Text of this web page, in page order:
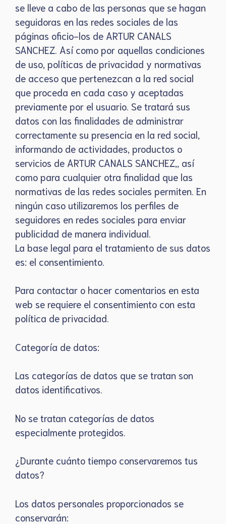
se lleve a cabo de las personas que se hagan
seguidoras en las redes sociales de las
páginas oficio-los de ARTUR CANALS
SANCHEZ. Así como por aquellas condiciones
de uso, políticas de privacidad y normativas
de acceso que pertenezcan a la red social
que proceda en cada caso y aceptadas
previamente por el usuario. Se tratará sus
datos con las finalidades de administrar
correctamente su presencia en la red social,
informando de actividades, productos o
servicios de ARTUR CANALS SANCHEZ,, así
como para cualquier otra finalidad que las
normativas de las redes sociales permiten. En
ningún caso utilizaremos los perfiles de
seguidores en redes sociales para enviar
publicidad de manera individual.
La base legal para el tratamiento de sus datos
es: el consentimiento.
Para contactar o hacer comentarios en esta
web se requiere el consentimiento con esta
política de privacidad.
Categoría de datos:
Las categorías de datos que se tratan son
datos identificativos.
No se tratan categorías de datos
especialmente protegidos.
¿Durante cuánto tiempo conservaremos tus
datos?
Los datos personales proporcionados se
conservarán: